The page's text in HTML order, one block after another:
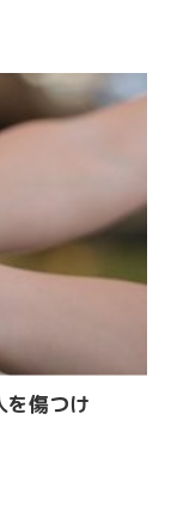
を傷つけ